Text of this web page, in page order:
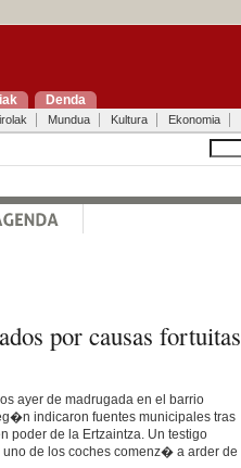
Denda
Mundua Kultura Ekonomia
por causas fortuitas
ayer de madrugada en el barrio
indicaron fuentes municipales tras
poder de la Ertzaintza. Un testigo
de los coches comenz� a arder de